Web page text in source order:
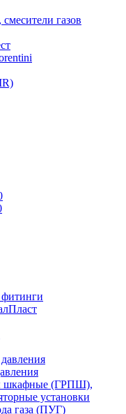
газов
шкафные (ГРПШ),
установки
газа (ПУГ)